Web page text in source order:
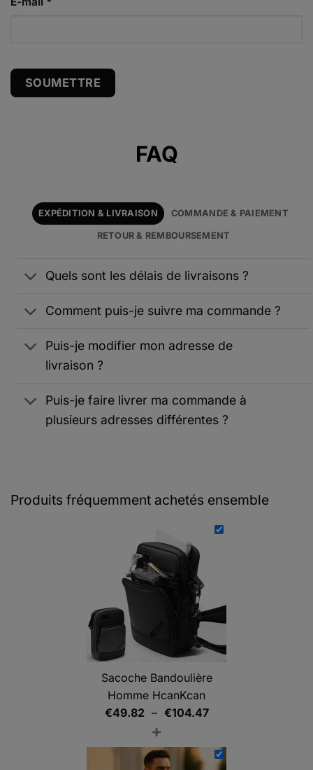
FAQ
EXPÉDITION & LIVRAISON COMMANDE & PAIEMENT
RETOUR & REMBOURSEMENT
Quels sont les délais de livraisons ?
Comment puis-je suivre ma commande ?
Puis-je modifier mon adresse de
livraison ?
Puis-je faire livrer ma commande à
plusieurs adresses différentes ?
Produits fréquemment achetés ensemble
Sacoche Bandoulière
Homme HcanKcan
€49.82 – €104.47Plage
prix :
€49.82
+